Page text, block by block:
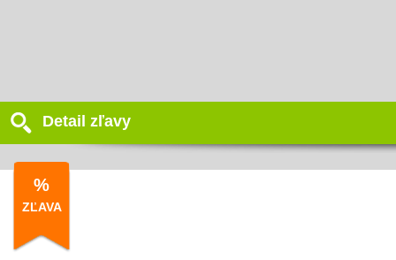
Detail zľavy
%
ZĽAVA